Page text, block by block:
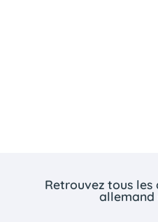
Retrouvez tous les